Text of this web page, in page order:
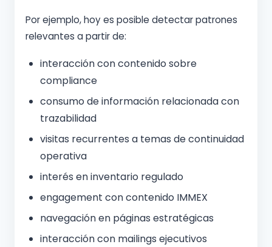
Por ejemplo, hoy es posible detectar patrones
relevantes a partir de:
interacción con contenido sobre
compliance
consumo de información relacionada con
trazabilidad
visitas recurrentes a temas de continuidad
operativa
interés en inventario regulado
engagement con contenido IMMEX
navegación en páginas estratégicas
interacción con mailings ejecutivos